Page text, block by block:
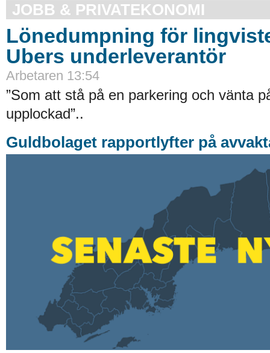
JOBB & PRIVATEKONOMI
Lönedumpning för
Ubers underleverantör
Arbetaren 13:54
”Som att stå på en parkering och vänta
upplockad”..
Guldbolaget rapportlyfter på